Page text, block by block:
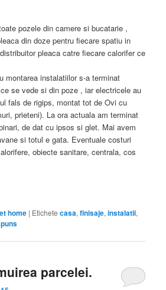
pozele din camere si bucatarie ,
din doze pentru fiecare spatiu in
pleaca catre fiecare calorifer ce
montarea instalatiilor s-a terminat
se vede si din poze , iar electricele au
fals de rigips, montat tot de Ovi cu
prieteni). La ora actuala am terminat
de dat cu ipsos si glet. Mai avem
si totul e gata. Eventuale costuri
obiecte sanitare, centrala, cos
home | Etichete casa,finisaje,instalatii,
parcelei.